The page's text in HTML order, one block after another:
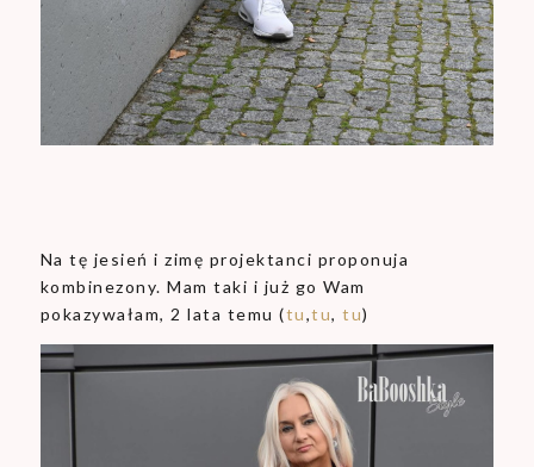
Na tę jesień i zimę projektanci proponuja
kombinezony. Mam taki i już go Wam
pokazywałam, 2 lata temu (tu,tu,tu)